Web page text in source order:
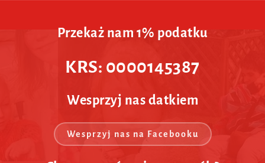
Przekaż nam 1% podatku
KRS: 0000145387
Wesprzyj nas datkiem
Wesprzyj nas na Facebooku